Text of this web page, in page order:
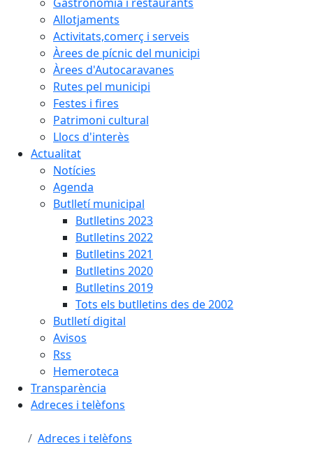
Allotjaments
Activitats,comerç i serveis
Àrees de pícnic del municipi
Àrees d'Autocaravanes
Rutes pel municipi
Festes i fires
Patrimoni cultural
Llocs d'interès
Actualitat
Notícies
Agenda
Butlletí municipal
Butlletins 2023
Butlletins 2022
Butlletins 2021
Butlletins 2020
Butlletins 2019
Tots els butlletins des de 2002
Butlletí digital
Avisos
Rss
Hemeroteca
Transparència
Adreces i telèfons
Adreces i telèfons